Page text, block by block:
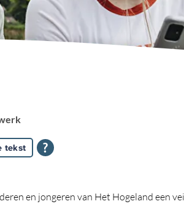
tekst
en jongeren van Het Hogeland een